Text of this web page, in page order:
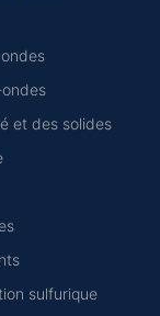
et des solides
sulfurique